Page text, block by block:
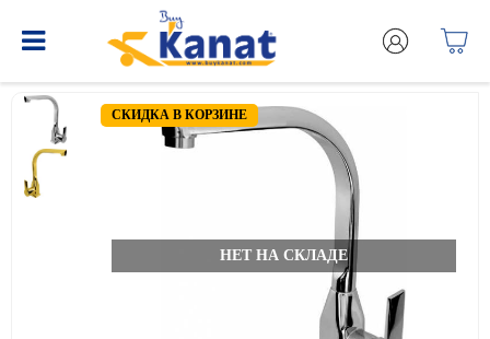
СКИДКА В КОРЗИНЕ
НЕТ НА СКЛАДЕ